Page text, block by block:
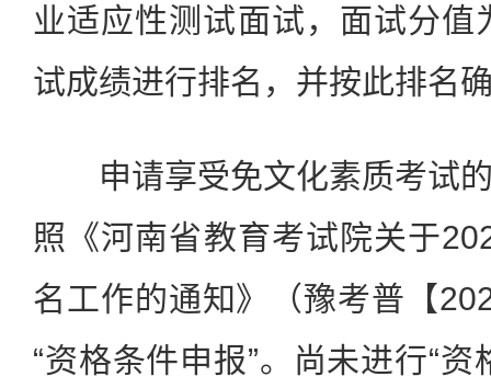
业适应性测试面试，面试分值
试成绩进行排名，并按此排名
申请享受免文化素质考试的
照《河南省教育考试院关于
名工作的通知》（豫考普【
“资格条件申报”。尚未进行“